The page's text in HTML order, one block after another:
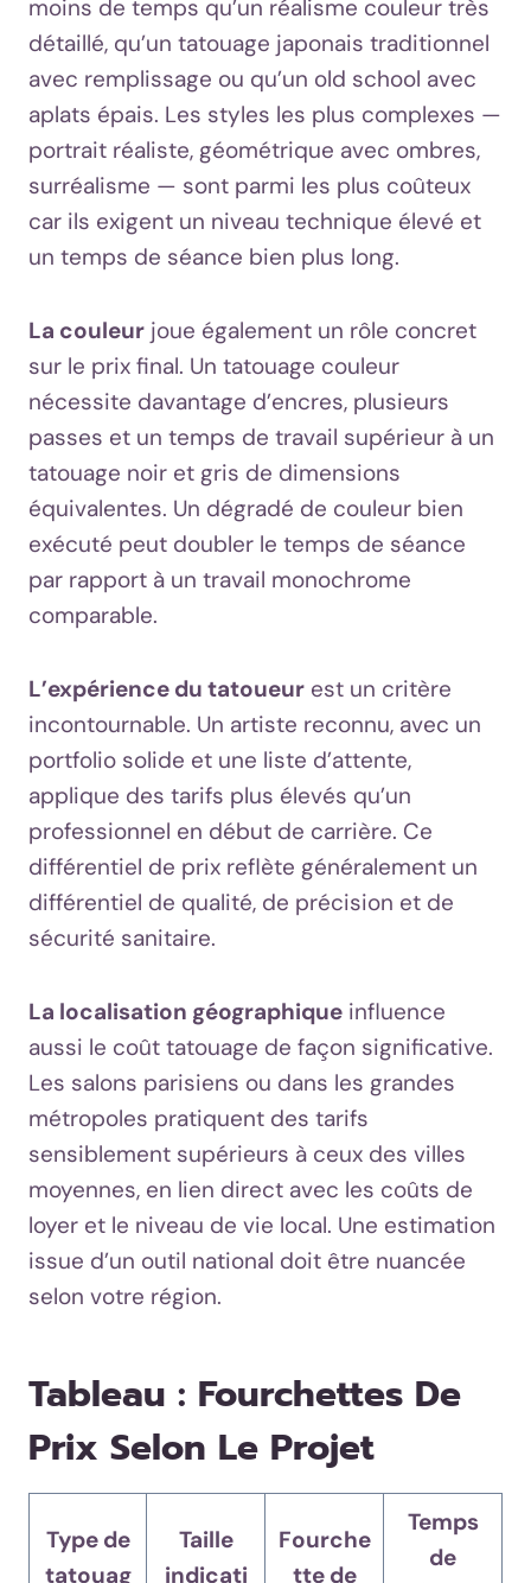
moins de temps qu’un réalisme couleur très
détaillé, qu’un tatouage japonais traditionnel
avec remplissage ou qu’un old school avec
aplats épais. Les styles les plus complexes —
portrait réaliste, géométrique avec ombres,
surréalisme — sont parmi les plus coûteux
car ils exigent un niveau technique élevé et
un temps de séance bien plus long.
La couleur joue également un rôle concret
sur le prix final. Un tatouage couleur
nécessite davantage d’encres, plusieurs
passes et un temps de travail supérieur à un
tatouage noir et gris de dimensions
équivalentes. Un dégradé de couleur bien
exécuté peut doubler le temps de séance
par rapport à un travail monochrome
comparable.
L’expérience du tatoueur est un critère
incontournable. Un artiste reconnu, avec un
portfolio solide et une liste d’attente,
applique des tarifs plus élevés qu’un
professionnel en début de carrière. Ce
différentiel de prix reflète généralement un
différentiel de qualité, de précision et de
sécurité sanitaire.
La localisation géographique influence
aussi le coût tatouage de façon significative.
Les salons parisiens ou dans les grandes
métropoles pratiquent des tarifs
sensiblement supérieurs à ceux des villes
moyennes, en lien direct avec les coûts de
loyer et le niveau de vie local. Une estimation
issue d’un outil national doit être nuancée
selon votre région.
Tableau : Fourchettes De
Prix Selon Le Projet
Type de
tatouag
Taille
indicati
Fourche
tte de
Temps
de